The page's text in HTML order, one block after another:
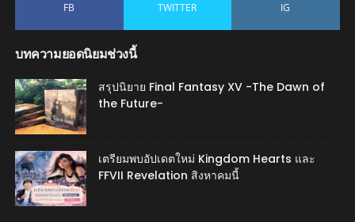
FB TWITTER IG
บทความยอดนิยมช่วงนี้
สรุปนิยาย Final Fantasy XV -The Dawn of
the Future-
เตรียมพบอัปเดตใหม่ Kingdom Hearts และ
FFVII Revelation สิงหาคมนี้